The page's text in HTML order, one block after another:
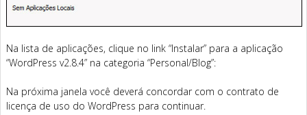
Na lista de aplicações, clique no link “Instalar” para a aplicação
“WordPress v2.8.4” na categoria “Personal/Blog”:
Na próxima janela você deverá concordar com o contrato de
licença de uso do WordPress para continuar.